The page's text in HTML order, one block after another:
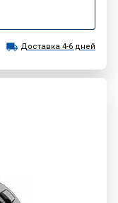
Доставка 4-6 дней